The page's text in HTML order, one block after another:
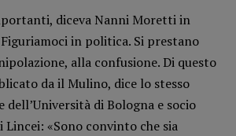
diceva Nanni Moretti in
Figuriamoci in politica. Si prestano
alla confusione. Di questo
da il Mulino, dice lo stesso
dell’Università di Bologna e socio
Lincei: «Sono convinto che sia